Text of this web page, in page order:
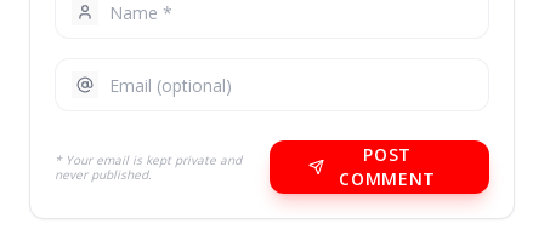
* Your email is kept private and
never published.
POST
COMMENT